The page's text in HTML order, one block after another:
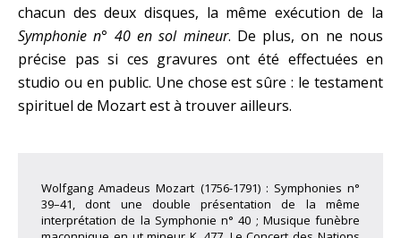
chacun des deux disques, la même exécution de la
Symphonie n° 40 en sol mineur. De plus, on ne nous
précise pas si ces gravures ont été effectuées en
studio ou en public. Une chose est sûre : le testament
spirituel de Mozart est à trouver ailleurs.
Wolfgang Amadeus Mozart (1756-1791) : Symphonies n°
39–41, dont une double présentation de la même
interprétation de la Symphonie n° 40 ; Musique funèbre